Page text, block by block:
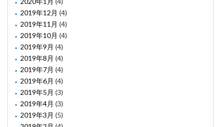
2019年12月 (4)
2019年11月 (4)
2019年10月 (4)
2019年9月 (4)
2019年8月 (4)
2019年7月 (4)
2019年6月 (4)
2019年5月 (3)
2019年4月 (3)
2019年3月 (5)